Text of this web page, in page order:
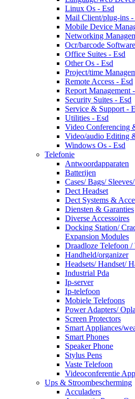
Linux Os - Esd
Mail Client/plug-ins -
Mobile Device
Networking
Ocr/barcode
Office Suites - Esd
Other Os - Esd
Project/time
Remote Access - Esd
Report Management
Security Suites - Esd
Service & Support -
Utilities - Esd
Video Conferencing
Video/audio Editing
Windows Os - Esd
Telefonie
Antwoordapparaten
Batterijen
Cases/ Bags/
Dect Headset
Dect Systems &
Diensten & Garanties
Diverse Accessoires
Docking Station/
Expansion Modules
Draadloze Telefoon
Handheld/organizer
Headsets/ Handset/
Industrial Pda
Ip-server
Ip-telefoon
Mobiele Telefoons
Power Adapters/
Screen Protectors
Smart Appliances/
Smart Phones
Speaker Phone
Stylus Pens
Vaste Telefoon
Videoconferentie
Ups & Stroombescherming
Acculaders